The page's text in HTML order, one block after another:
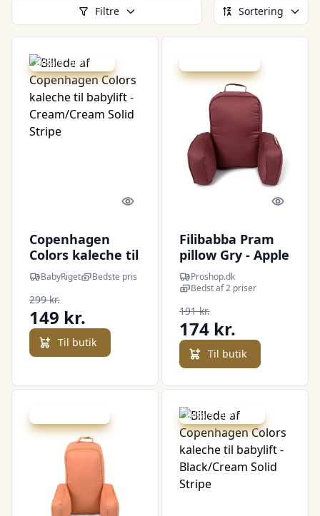
Filtre Sortering
Udsalg - spar 50 %
Quick look
Copenhagen
Colors kaleche til
babylift -
Cream/Cream
Solid Stripe
BabyRiget Bedste pris
299 kr.
149 kr.
Til butik
Quick
Filibabba Pram
pillow Gry - Apple
Butter
Proshop.dk
Bedst af 2 priser
191 kr.
174 kr.
Til butik
Udsalg - spar 50 %